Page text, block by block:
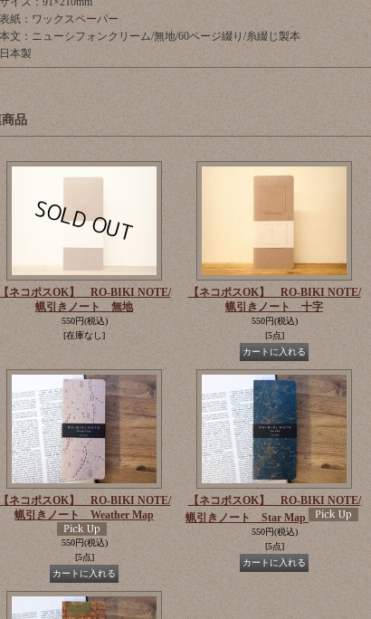
表紙：ワックスペーパー
本文：ニューシフォンクリーム/無地/60ページ綴り/糸綴じ製本
日本製
品
ネコポスOK】 RO-BIKI NOTE/
蝋引きノート 無地
550円(税込)
[在庫なし]
【ネコポスOK】 RO-BIKI NOTE/
蝋引きノート 十字
550円(税込)
[5点]
ネコポスOK】 RO-BIKI NOTE/
蝋引きノート Weather Map
550円(税込)
[5点]
【ネコポスOK】 RO-BIKI NOTE/
蝋引きノート Star Map
550円(税込)
[5点]